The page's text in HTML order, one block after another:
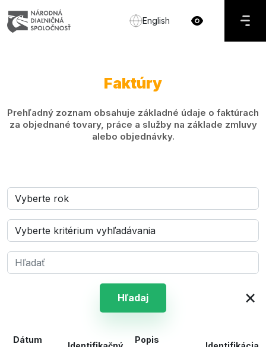
English
Faktúry
Prehľadný zoznam obsahuje základné údaje o faktúrach
za objednané tovary, práce a služby na základe zmluvy
alebo objednávky.
Hľadaj ×
Dátum
Popis